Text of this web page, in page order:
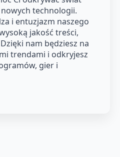
technologii.
i entuzjazm naszego
jakość treści,
nam będziesz na
trendami i odkryjesz
gier i